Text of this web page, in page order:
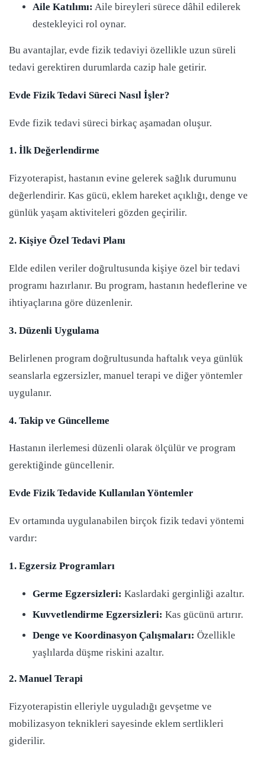
Aile Katılımı: Aile bireyleri sürece dâhil edilerek
destekleyici rol oynar.
Bu avantajlar, evde fizik tedaviyi özellikle uzun süreli
tedavi gerektiren durumlarda cazip hale getirir.
Evde Fizik Tedavi Süreci Nasıl İşler?
Evde fizik tedavi süreci birkaç aşamadan oluşur.
1. İlk Değerlendirme
Fizyoterapist, hastanın evine gelerek sağlık durumunu
değerlendirir. Kas gücü, eklem hareket açıklığı, denge ve
günlük yaşam aktiviteleri gözden geçirilir.
2. Kişiye Özel Tedavi Planı
Elde edilen veriler doğrultusunda kişiye özel bir tedavi
programı hazırlanır. Bu program, hastanın hedeflerine ve
ihtiyaçlarına göre düzenlenir.
3. Düzenli Uygulama
Belirlenen program doğrultusunda haftalık veya günlük
seanslarla egzersizler, manuel terapi ve diğer yöntemler
uygulanır.
4. Takip ve Güncelleme
Hastanın ilerlemesi düzenli olarak ölçülür ve program
gerektiğinde güncellenir.
Evde Fizik Tedavide Kullanılan Yöntemler
Ev ortamında uygulanabilen birçok fizik tedavi yöntemi
vardır:
1. Egzersiz Programları
Germe Egzersizleri: Kaslardaki gerginliği azaltır.
Kuvvetlendirme Egzersizleri: Kas gücünü artırır.
Denge ve Koordinasyon Çalışmaları: Özellikle
yaşlılarda düşme riskini azaltır.
2. Manuel Terapi
Fizyoterapistin elleriyle uyguladığı gevşetme ve
mobilizasyon teknikleri sayesinde eklem sertlikleri
giderilir.